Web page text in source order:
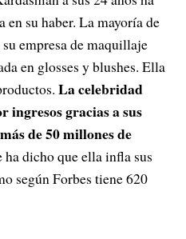
en su haber. La mayoría de
empresa de maquillaje
en glosses y blushes. Ella
La celebridad
ingresos gracias a sus
de 50 millones de
dicho que ella infla sus
según Forbes tiene 620